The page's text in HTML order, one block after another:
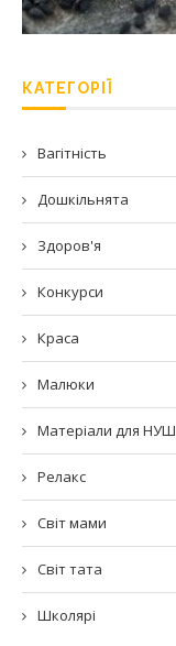
КАТЕГОРІЇ
Вагітність
Дошкільнята
Здоров'я
Конкурси
Краса
Малюки
Матеріали для НУШ
Релакс
Світ мами
Світ тата
Школярі